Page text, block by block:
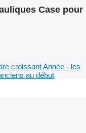
Case pour
croissantAnnée - les
au début